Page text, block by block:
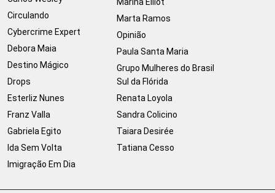
Circulando
Cybercrime Expert
Debora Maia
Destino Mágico
Drops
Esterliz Nunes
Franz Valla
Gabriela Egito
Ida Sem Volta
Imigração Em Dia
Marta Ramos
Opinião
Paula Santa Maria
Grupo Mulheres do Brasil
Sul da Flórida
Renata Loyola
Sandra Colicino
Taiara Desirée
Tatiana Cesso